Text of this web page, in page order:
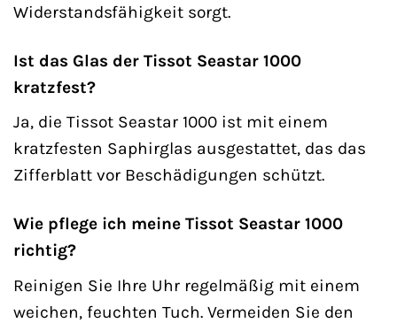
Widerstandsfähigkeit sorgt.
Ist das Glas der Tissot Seastar 1000
kratzfest?
Ja, die Tissot Seastar 1000 ist mit einem
kratzfesten Saphirglas ausgestattet, das das
Zifferblatt vor Beschädigungen schützt.
Wie pflege ich meine Tissot Seastar 1000
richtig?
Reinigen Sie Ihre Uhr regelmäßig mit einem
weichen, feuchten Tuch. Vermeiden Sie den